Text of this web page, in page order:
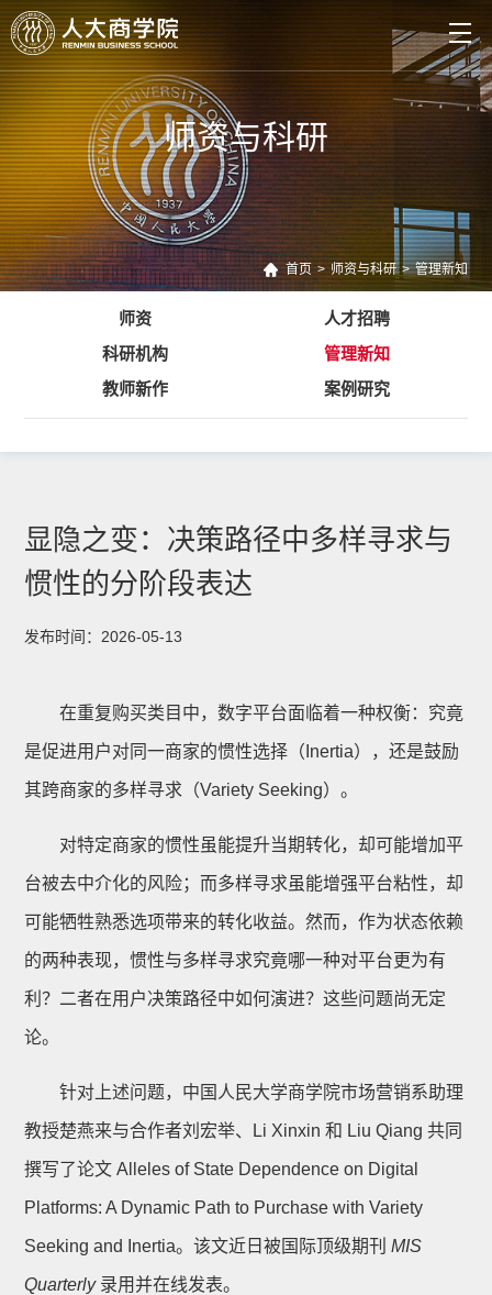
师资与科研
首页 > 师资与科研 > 管理新知
师资
人才招聘
科研机构
管理新知
教师新作
案例研究
显隐之变：决策路径中多样寻求与
惯性的分阶段表达
发布时间：2026-05-13
在重复购买类目中，数字平台面临着一种权衡：究竟
是促进用户对同一商家的惯性选择（Inertia），还是鼓励
其跨商家的多样寻求（Variety Seeking）。
对特定商家的惯性虽能提升当期转化，却可能增加平
台被去中介化的风险；而多样寻求虽能增强平台粘性，却
可能牺牲熟悉选项带来的转化收益。然而，作为状态依赖
的两种表现，惯性与多样寻求究竟哪一种对平台更为有
利？二者在用户决策路径中如何演进？这些问题尚无定
论。
针对上述问题，中国人民大学商学院市场营销系助理
教授楚燕来与合作者刘宏举、Li Xinxin 和 Liu Qiang 共同
撰写了论文 Alleles of State Dependence on Digital
Platforms: A Dynamic Path to Purchase with Variety
Seeking and Inertia。该文近日被国际顶级期刊MIS
Quarterly录用并在线发表。